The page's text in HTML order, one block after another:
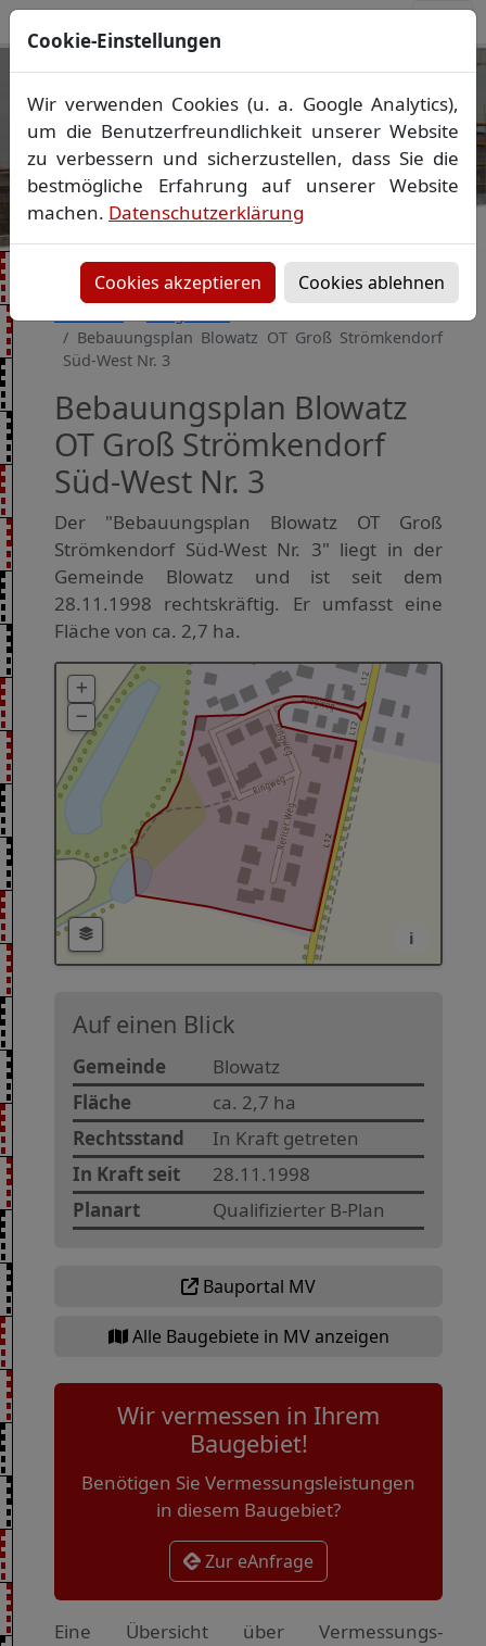
Ihr Vermessungsbüro in
Mecklenburg-Vorpommern
Wir vermessen Ihr Grundstück
Lageplan Absteckung▪Bauvermessung ▪
Gebäudeeinmessung
Grenzfeststellung▪Amtliche Auskünfte und
Vorheriges Bild
Bebauungsplan Blowatz OT Groß Strömkendorf
Süd-West Nr. 3
Bebauungsplan Blowatz
OT Groß Strömkendorf
Süd-West Nr. 3
Der "Bebauungsplan Blowatz OT Groß
Strömkendorf Süd-West Nr. 3" liegt in der
Gemeinde Blowatz und ist seit dem
28.11.1998 rechtskräftig. Er umfasst eine
Fläche von ca. 2,7 ha.
i
Auf einen Blick
Gemeinde
Blowatz
Fläche
ca. 2,7 ha
Rechtsstand
In Kraft getreten
In Kraft seit
28.11.1998
Planart
Qualifizierter B-Plan
Bauportal MV
Alle Baugebiete in MV anzeigen
Wir vermessen in Ihrem
Baugebiet!
Benötigen Sie Vermessungsleistungen
in diesem Baugebiet?
Zur eAnfrage
Eine Übersicht über Vermessungs­
Cookie-Einstellungen
Wir verwenden Cookies (u. a. Google Analytics),
um die Benutzerfreundlichkeit unserer Website
zu verbessern und sicherzustellen, dass Sie die
bestmögliche Erfahrung auf unserer Website
machen. Datenschutzerklärung
Cookies akzeptieren Cookies ablehnen